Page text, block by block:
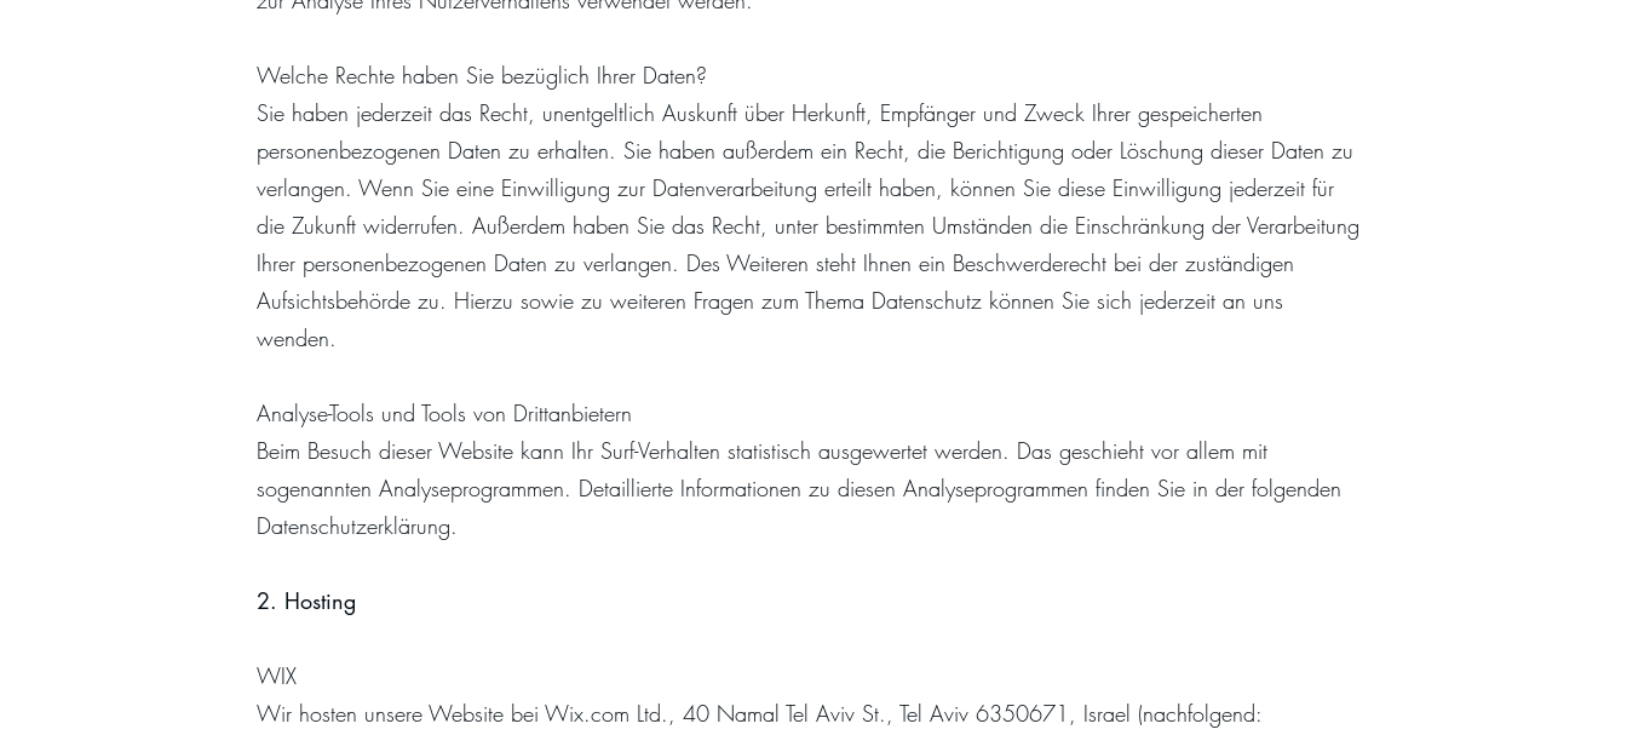
Welche Rechte haben Sie bezüglich Ihrer Daten?
Sie haben jederzeit das Recht, unentgeltlich Auskunft über Herkunft, Empfänger und Zweck Ihrer gespeicherten
personenbezogenen Daten zu erhalten. Sie haben außerdem ein Recht, die Berichtigung oder Löschung dieser Daten zu
verlangen. Wenn Sie eine Einwilligung zur Datenverarbeitung erteilt haben, können Sie diese Einwilligung jederzeit für
die Zukunft widerrufen. Außerdem haben Sie das Recht, unter bestimmten Umständen die Einschränkung der Verarbeitung
Ihrer personenbezogenen Daten zu verlangen. Des Weiteren steht Ihnen ein Beschwerderecht bei der zuständigen
Aufsichtsbehörde zu. Hierzu sowie zu weiteren Fragen zum Thema Datenschutz können Sie sich jederzeit an uns
wenden.
Analyse-Tools und Tools von Drittanbietern
Beim Besuch dieser Website kann Ihr Surf-Verhalten statistisch ausgewertet werden. Das geschieht vor allem mit
sogenannten Analyseprogrammen. Detaillierte Informationen zu diesen Analyseprogrammen finden Sie in der folgenden
Datenschutzerklärung.
2. Hosting
WIX
Wir hosten unsere Website bei Wix.com Ltd., 40 Namal Tel Aviv St., Tel Aviv 6350671, Israel (nachfolgend: